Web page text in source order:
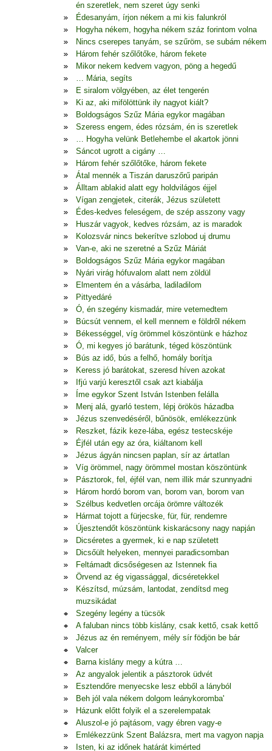
én szeretlek, nem szeret úgy senki
Édesanyám, írjon nékem a mi kis falunkról
Hogyha nékem, hogyha nékem száz forintom volna
Nincs cserepes tanyám, se szűröm, se subám nékem
Három fehér szőlőtőke, három fekete
Mikor nekem kedvem vagyon, pöng a hegedű
… Mária, segíts
E siralom völgyében, az élet tengerén
Ki az, aki mifölöttünk ily nagyot kiált?
Boldogságos Szűz Mária egykor magában
Szeress engem, édes rózsám, én is szeretlek
… Hogyha velünk Betlehembe el akartok jönni
Sáncot ugrott a cigány …
Három fehér szőlőtőke, három fekete
Átal mennék a Tiszán daruszőrű paripán
Álltam ablakid alatt egy holdvilágos éjjel
Vígan zengjetek, citerák, Jézus született
Édes-kedves feleségem, de szép asszony vagy
Huszár vagyok, kedves rózsám, az is maradok
Kolozsvár nincs bekerítve szlobod uj drumu
Van-e, aki ne szeretné a Szűz Máriát
Boldogságos Szűz Mária egykor magában
Nyári virág hófuvalom alatt nem zöldül
Elmentem én a vásárba, ladiladilom
Pittyedáré
Ó, én szegény kismadár, mire vetemedtem
Búcsút vennem, el kell mennem e földről nékem
Békességgel, víg örömmel köszöntünk e házhoz
Ó, mi kegyes jó barátunk, téged köszöntünk
Bús az idő, bús a felhő, homály borítja
Keress jó barátokat, szeresd híven azokat
Ifjú varjú keresztől csak azt kiabálja
Íme egykor Szent István Istenben felálla
Menj alá, gyarló testem, lépj örökös házadba
Jézus szenvedéséről, bűnösök, emlékezzünk
Reszket, fázik keze-lába, egész testecskéje
Éjfél után egy az óra, kiáltanom kell
Jézus ágyán nincsen paplan, sír az ártatlan
Víg örömmel, nagy örömmel mostan köszöntünk
Pásztorok, fel, éjfél van, nem illik már szunnyadni
Három hordó borom van, borom van, borom van
Szélbus kedvetlen orcája örömre változék
Hármat tojott a fürjecske, für, für, rendemre
Újesztendőt köszöntünk kiskarácsony nagy napján
Dicséretes a gyermek, ki e nap született
Dicsőült helyeken, mennyei paradicsomban
Feltámadt dicsőségesen az Istennek fia
Örvend az ég vigassággal, dicséretekkel
Készítsd, múzsám, lantodat, zendítsd meg
muzsikádat
Szegény legény a tücsök
A faluban nincs több kislány, csak kettő, csak kettő
Jézus az én reményem, mély sír födjön be bár
Valcer
Barna kislány megy a kútra …
Az angyalok jelentik a pásztorok üdvét
Esztendőre menyecske lesz ebből a lányból
Beh jól vala nékem dolgom leánykoromba'
Házunk előtt folyik el a szerelempatak
Aluszol-e jó pajtásom, vagy ébren vagy-e
Emlékezzünk Szent Balázsra, mert ma vagyon napja
Isten, ki az időnek határát kimérted